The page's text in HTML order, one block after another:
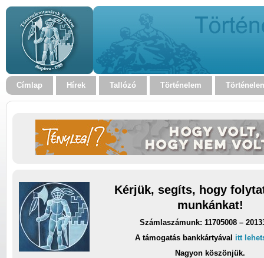
Címlap Hírek Tallózó Történelem
Kérjük, segíts, hogy
munkánkat!
Számlaszámunk: 11705008 –
A támogatás bankkártyával itt
Nagyon köszönjük.